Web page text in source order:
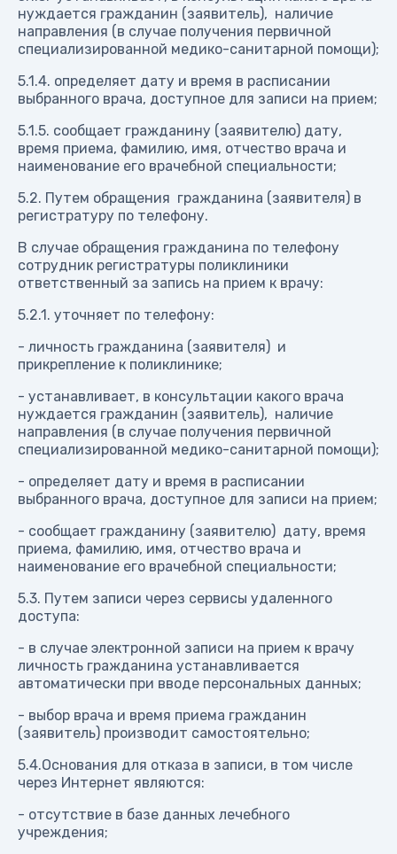
нуждается гражданин (заявитель), наличие
направления (в случае получения первичной
специализированной медико-санитарной помощи);
5.1.4. определяет дату и время в расписании
выбранного врача, доступное для записи на прием;
5.1.5. сообщает гражданину (заявителю) дату,
время приема, фамилию, имя, отчество врача и
наименование его врачебной специальности;
5.2. Путем обращения гражданина (заявителя) в
регистратуру по телефону.
В случае обращения гражданина по телефону
сотрудник регистратуры поликлиники
ответственный за запись на прием к врачу:
5.2.1. уточняет по телефону:
- личность гражданина (заявителя) и
прикрепление к поликлинике;
- устанавливает, в консультации какого врача
нуждается гражданин (заявитель), наличие
направления (в случае получения первичной
специализированной медико-санитарной помощи);
- определяет дату и время в расписании
выбранного врача, доступное для записи на прием;
- сообщает гражданину (заявителю) дату, время
приема, фамилию, имя, отчество врача и
наименование его врачебной специальности;
5.3. Путем записи через сервисы удаленного
доступа:
- в случае электронной записи на прием к врачу
личность гражданина устанавливается
автоматически при вводе персональных данных;
- выбор врача и время приема гражданин
(заявитель) производит самостоятельно;
5.4.Основания для отказа в записи, в том числе
через Интернет являются:
- отсутствие в базе данных лечебного
учреждения;